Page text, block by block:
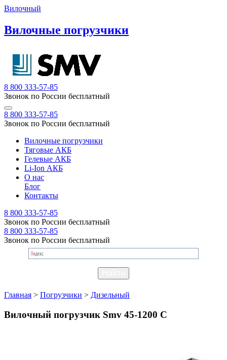
Вилочный
Вилочные погрузчики
8 800 333-57-85
Звонок по России бесплатный
8 800 333-57-85
Звонок по России бесплатный
Вилочные погрузчики
Тяговые АКБ
Гелевые АКБ
Li-Ion АКБ
О нас
Блог
Контакты
8 800 333-57-85
Звонок по России бесплатный
8 800 333-57-85
Звонок по России бесплатный
Главная > Погрузчики > Дизельный
Вилочный погрузчик Smv 45-1200 C